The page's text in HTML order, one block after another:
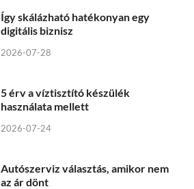
Így skálázható hatékonyan egy
digitális biznisz
2026-07-28
5 érv a víztisztító készülék
használata mellett
2026-07-24
Autószerviz választás, amikor nem
az ár dönt